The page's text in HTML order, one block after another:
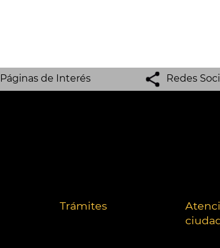
Páginas de Interés Redes
Trámites